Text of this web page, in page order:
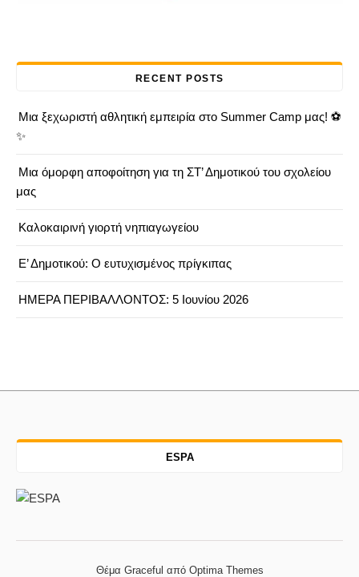
RECENT POSTS
Μια ξεχωριστή αθλητική εμπειρία στο Summer Camp μας! ⚽
✨
Μια όμορφη αποφοίτηση για τη ΣΤ’ Δημοτικού του σχολείου
μας
Καλοκαιρινή γιορτή νηπιαγωγείου
Ε’ Δημοτικού: Ο ευτυχισμένος πρίγκιπας
ΗΜΕΡΑ ΠΕΡΙΒΑΛΛΟΝΤΟΣ: 5 Ιουνίου 2026
ESPA
Θέμα Graceful από Optima Themes